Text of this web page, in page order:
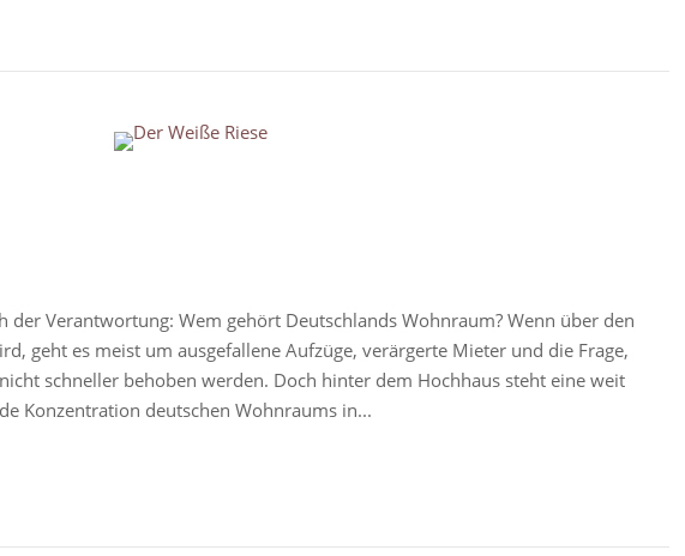
Open post
der Verantwortung: Wem gehört Deutschlands Wohnraum? Wenn über den
geht es meist um ausgefallene Aufzüge, verärgerte Mieter und die Frage,
schneller behoben werden. Doch hinter dem Hochhaus steht eine weit
Konzentration deutschen Wohnraums in...